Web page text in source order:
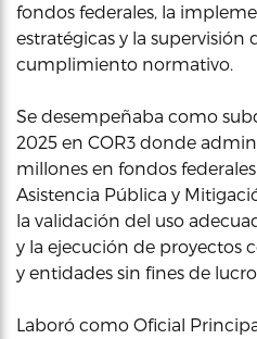
fondos federales, la
estratégicas y la supervisión
cumplimiento normativo.
Se desempeñaba como
2025 en COR3 donde
millones en fondos
Asistencia Pública y
la validación del uso
y la ejecución de proyectos
y entidades sin fines de
Laboró como Oficial